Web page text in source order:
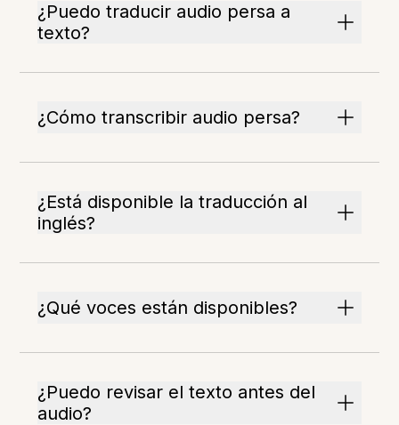
¿Puedo traducir audio persa a
texto?
¿Cómo transcribir audio persa?
¿Está disponible la traducción al
inglés?
¿Qué voces están disponibles?
¿Puedo revisar el texto antes del
audio?